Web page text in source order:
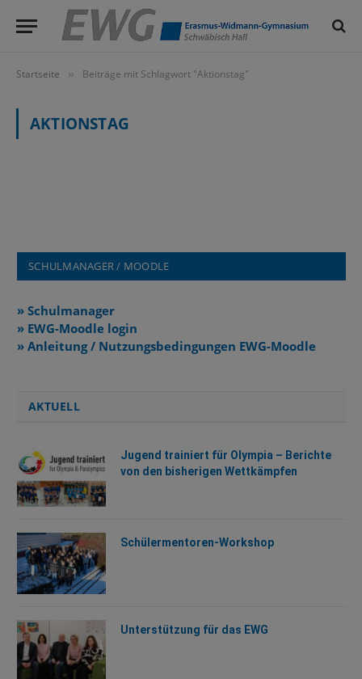
Startseite » Beiträge mit Schlagwort "Aktionstag"
AKTIONSTAG
SCHULMANAGER / MOODLE
» Schulmanager
» EWG-Moodle login
» Anleitung / Nutzungsbedingungen EWG-Moodle
AKTUELL
Jugend trainiert für Olympia – Berichte
von den bisherigen Wettkämpfen
Schülermentoren-Workshop
Unterstützung für das EWG